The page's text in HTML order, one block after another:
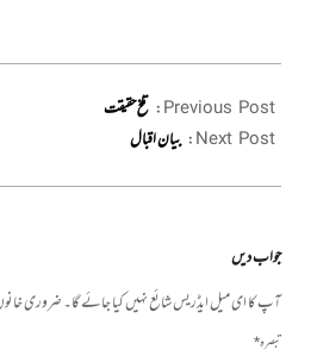
08-
21
Previous Post: تلخ حقیقت
Next Post: بیان اقبال
جواب دیں
آپ کا ای میل ایڈریس شائع نہیں کیا جائے گا۔ضروری
تبصرہ*